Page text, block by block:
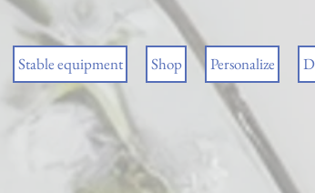
Stable equipment Shop Personalize